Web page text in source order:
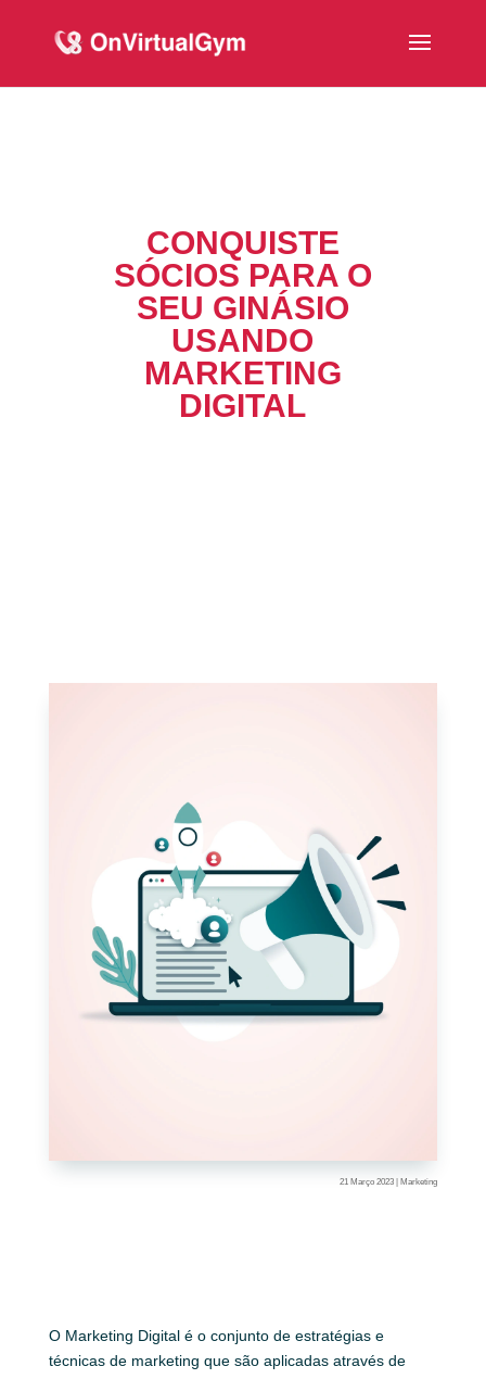
CONQUISTE
SÓCIOS PARA O
SEU GINÁSIO
USANDO
MARKETING
DIGITAL
21 Março 2023 |Marketing
O Marketing Digital é o conjunto de estratégias e
técnicas de marketing que são aplicadas através de